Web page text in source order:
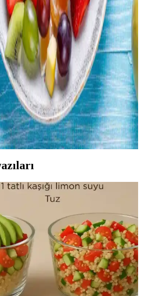
Ekonomisi: Zaman ve Maliyet
Seçenekler
çiğ tavuklara kıyasla daha uygun
sunar. Kalite ve sağlık açısından evde
gösterirken, tüketiciler bütçe ve
İçin Pratik Yöntemler
için pratik saklama ve hazırlama
alışkanlıkları ve çeşitli sunum teknikleri
israfı önler ve sağlıklı beslenmeyi